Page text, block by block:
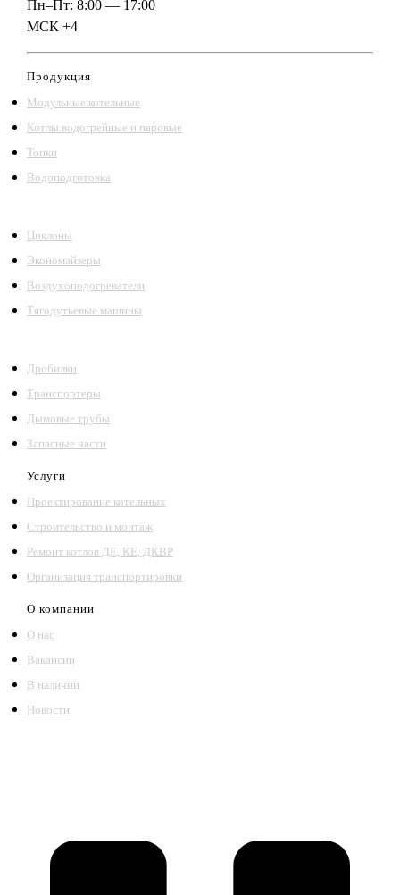
Пн–Пт: 8:00 — 17:00
МСК +4
Продукция
Модульные котельные
Котлы водогрейные и паровые
Топки
Водоподготовка
Циклоны
Экономайзеры
Воздухоподогреватели
Тягодутьевые машины
Дробилки
Транспортеры
Дымовые трубы
Запасные части
Услуги
Проектирование котельных
Строительство и монтаж
Ремонт котлов ДЕ, КЕ, ДКВР
Организация транспортировки
О компании
О нас
Вакансии
В наличии
Новости